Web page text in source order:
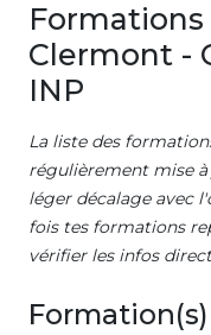
Formations
Clermont -
INP
La liste des
régulièrement mise
léger décalage avec
fois tes formations
vérifier les infos